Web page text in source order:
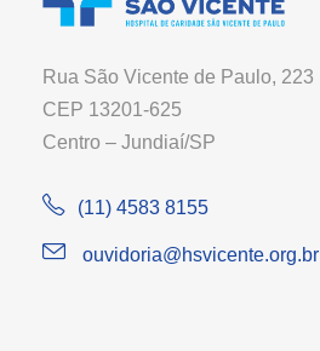
Rua São Vicente de Paulo, 223
CEP 13201-625
Centro – Jundiaí/SP
(11) 4583 8155
ouvidoria@hsvicente.org.br